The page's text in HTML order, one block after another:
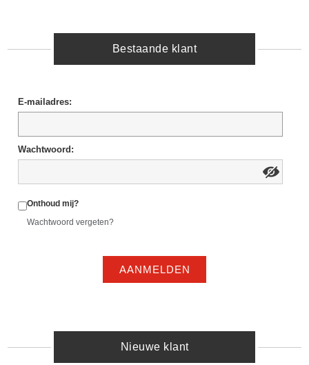
Bestaande klant
E-mailadres:
Wachtwoord:
Onthoud mij?
Wachtwoord vergeten?
AANMELDEN
Nieuwe klant